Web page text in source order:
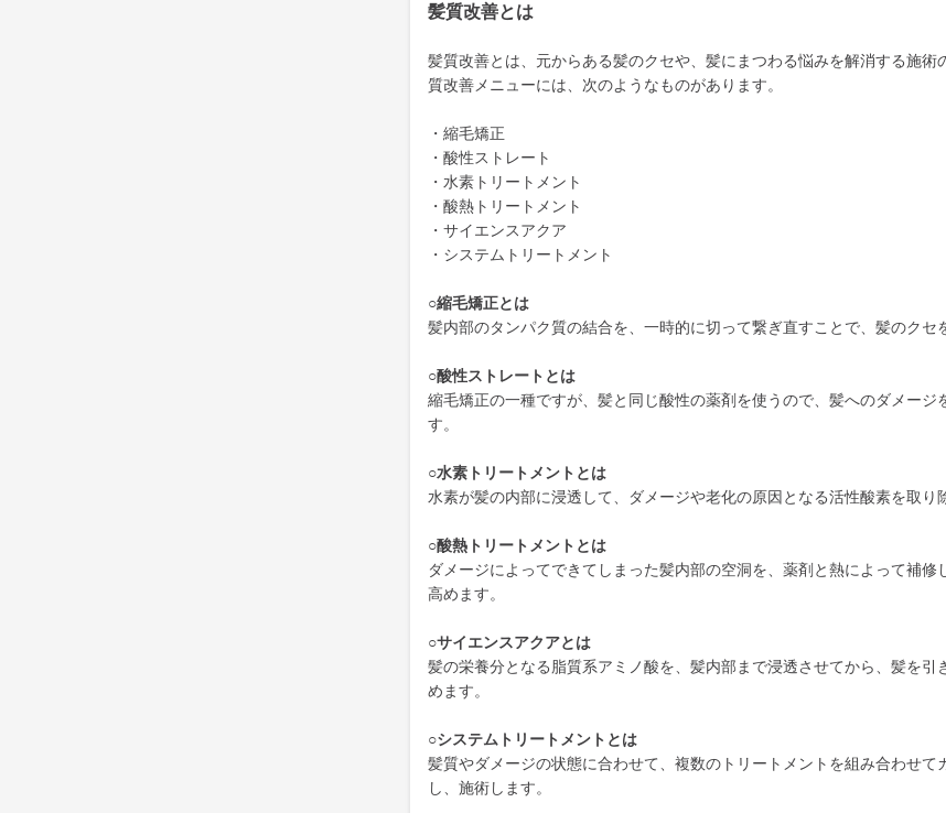
髪質改善とは
髪質改善とは、元からある髪のクセや、髪にまつわる悩みを解消する施術
質改善メニューには、次のようなものがあります。
・縮毛矯正
・酸性ストレート
・水素トリートメント
・酸熱トリートメント
・サイエンスアクア
・システムトリートメント
○縮毛矯正とは
髪内部のタンパク質の結合を、一時的に切って繋ぎ直すことで、髪のクセ
○酸性ストレートとは
縮毛矯正の一種ですが、髪と同じ酸性の薬剤を使うので、髪へのダメージ
す。
○水素トリートメントとは
水素が髪の内部に浸透して、ダメージや老化の原因となる活性酸素を取り
○酸熱トリートメントとは
ダメージによってできてしまった髪内部の空洞を、薬剤と熱によって補修
高めます。
○サイエンスアクアとは
髪の栄養分となる脂質系アミノ酸を、髪内部まで浸透させてから、髪を引
めます。
○システムトリートメントとは
髪質やダメージの状態に合わせて、複数のトリートメントを組み合わせて
し、施術します。